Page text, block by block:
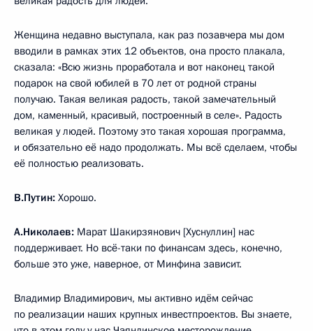
Женщина недавно выступала, как раз позавчера мы дом
вводили в рамках этих 12 объектов, она просто плакала,
сказала: «Всю жизнь проработала и вот наконец такой
подарок на свой юбилей в 70 лет от родной страны
получаю. Такая великая радость, такой замечательный
дом, каменный, красивый, построенный в селе». Радость
великая у людей. Поэтому это такая хорошая программа,
и обязательно её надо продолжать. Мы всё сделаем, чтобы
её полностью реализовать.
В.Путин: Хорошо.
А.Николаев: Марат Шакирзянович [Хуснуллин] нас
поддерживает. Но всё-таки по финансам здесь, конечно,
больше это уже, наверное, от Минфина зависит.
Владимир Владимирович, мы активно идём сейчас
по реализации наших крупных инвестпроектов. Вы знаете,